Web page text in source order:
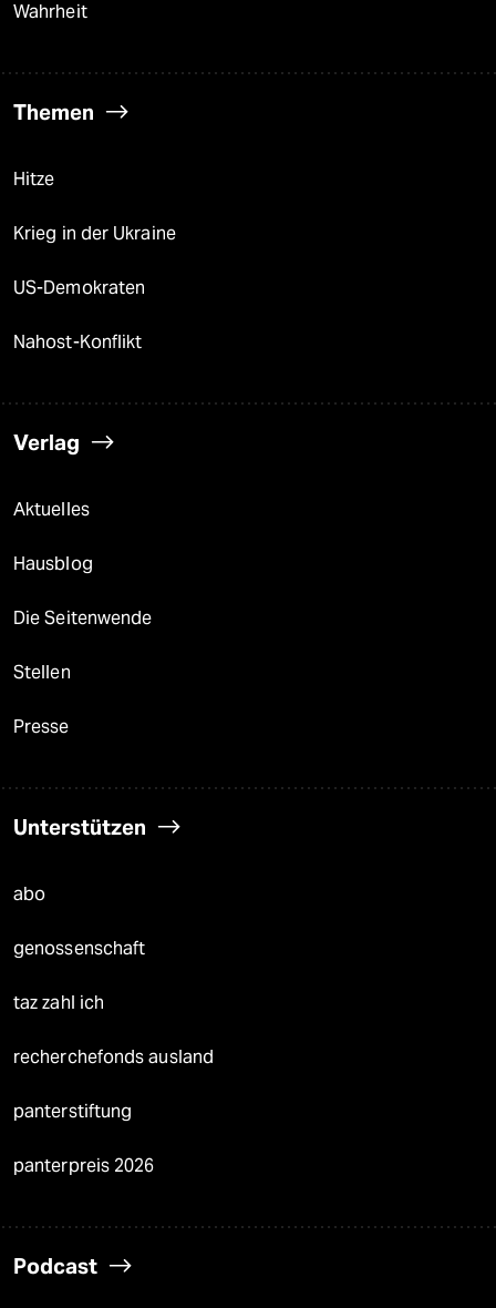
Wahrheit
Themen
Hitze
Krieg in der Ukraine
US-Demokraten
Nahost-Konflikt
Verlag
Aktuelles
Hausblog
Die Seitenwende
Stellen
Presse
Unterstützen
abo
genossenschaft
taz zahl ich
recherchefonds ausland
panterstiftung
panterpreis 2026
Podcast